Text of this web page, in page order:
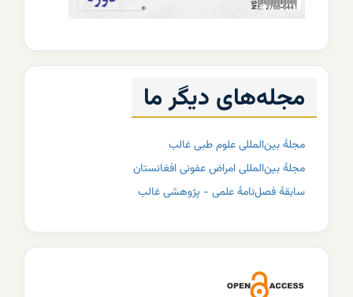
مجله‌های دیگر ما
مجلۀ بین‌المللی علوم طبی غالب
مجلۀ بین‌المللی امراض عفونی افغانستان
سابقۀ فصل‌نامۀ علمی - پژوهشی غالب
3